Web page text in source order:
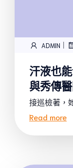
ADMIN |
汗液也
與秀傳
接巡檢著，
Read more